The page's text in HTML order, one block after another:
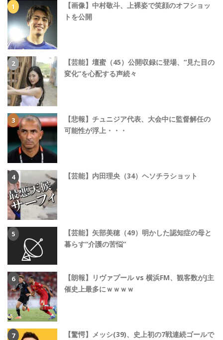
【画像】中村敬斗、上裸姿で笑顔のオフショッ
トを公開
【芸能】壇蜜（45）公開収録に登場、“見た目の
変化”を心配する声続々
【悲報】チュニジア代表、大会中に監督解任の
可能性が浮上・・・
【芸能】内田理央（34）ヘソチラショット
【芸能】矢部美穂（49）明かした認知症の母と
暮らす“介護の苦悩”
【朗報】リヴァプール vs 横浜FM、観客数がJ主
催史上最多にｗｗｗｗ
【驚愕】メッシ(39)、史上初の7戦連続ゴールで